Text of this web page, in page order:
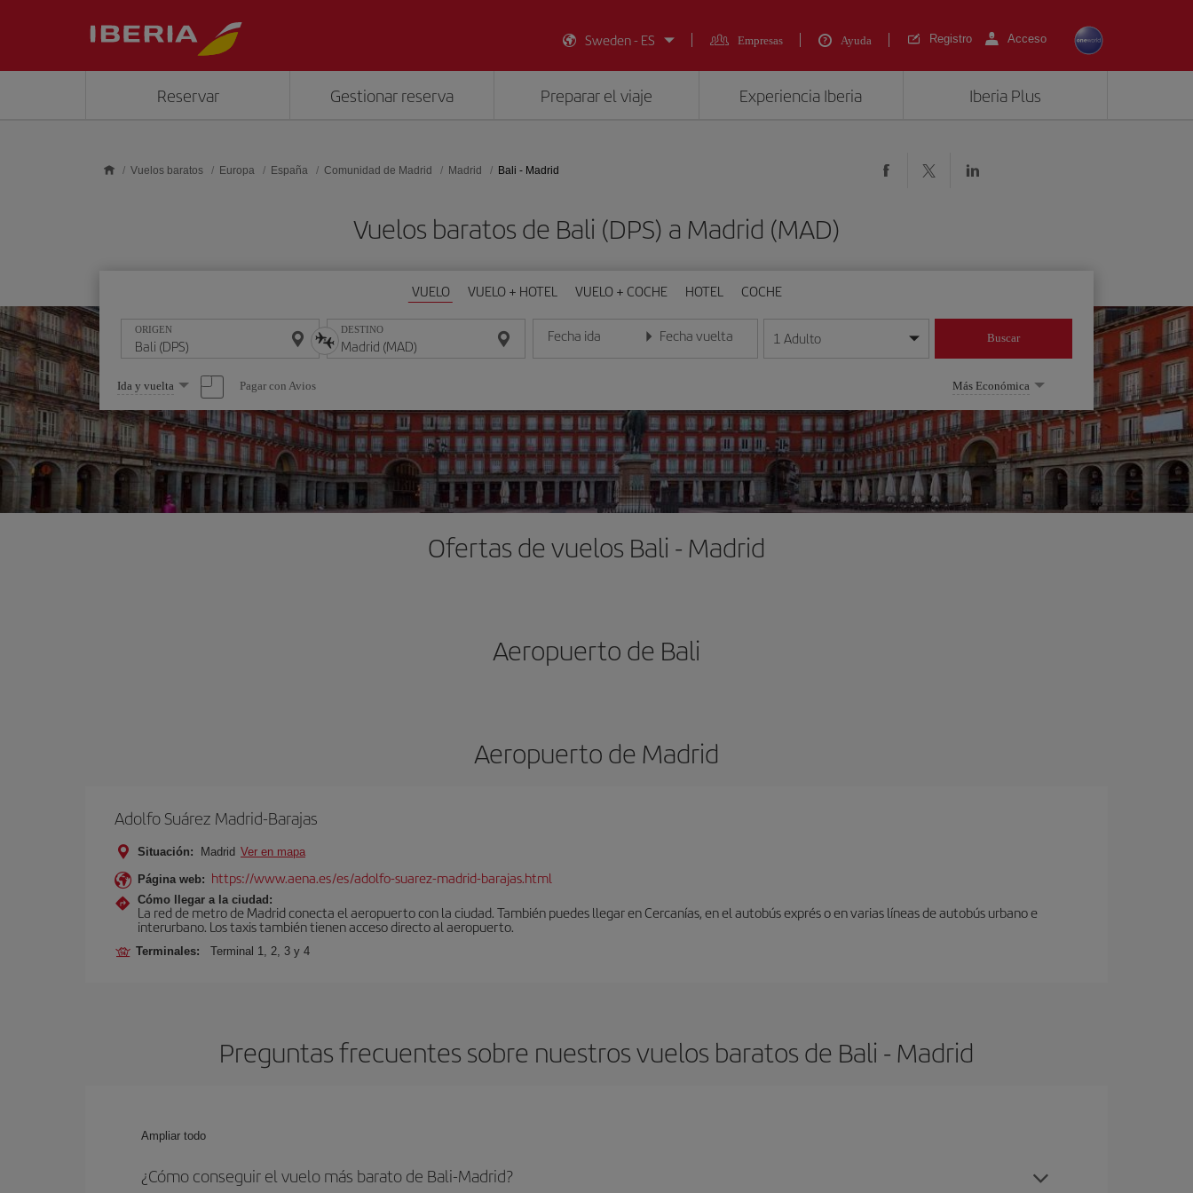
Sweden - ES
Empresas Ayuda Registro Acceso
Reservar Gestionar reserva Preparar el viaje Experiencia Iberia Iberia Plus
Vuelos baratos Europa España Comunidad de Madrid Madrid Bali - Madrid
Vuelos baratos de Bali (DPS) a Madrid (MAD)
VUELO VUELO + HOTEL VUELO + COCHE HOTEL COCHE
ORIGEN DESTINO Fecha ida
Introduce la fecha en formato día/mes/año
Fecha vuelta
Introduce la fecha en formato día/mes/año
1 Adulto Buscar
Seleccione
una
opción
Ida y vuelta Pagar con Avios Más Económica
Ofertas de vuelos Bali - Madrid
Aeropuerto de Bali
Aeropuerto de Madrid
Adolfo Suárez Madrid-Barajas
Situación: Madrid Ver en mapa
Página web: https://www.aena.es/es/adolfo-suarez-madrid-barajas.html
Cómo llegar a la ciudad:
La red de metro de Madrid conecta el aeropuerto con la ciudad. También puedes llegar en Cercanías, en el autobús exprés o en varias líneas de autobús urbano e
interurbano. Los taxis también tienen acceso directo al aeropuerto.
Terminales: Terminal 1, 2, 3 y 4
Preguntas frecuentes sobre nuestros vuelos baratos de Bali - Madrid
Ampliar todo
¿Cómo conseguir el vuelo más barato de Bali-Madrid?